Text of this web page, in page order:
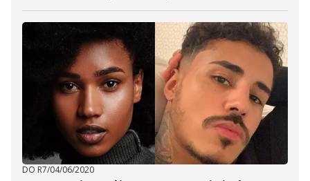
DO R7/04/06/2020